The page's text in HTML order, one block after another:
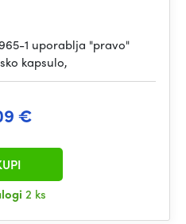
1 uporablja "pravo"
kapsulo,
€
2 ks